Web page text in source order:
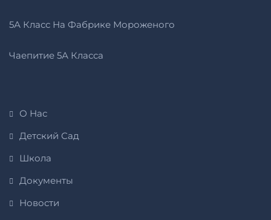
5А Класс На Фабрике Мороженого
Чаепитие 5А Класса
О Нас
Детский Сад
Школа
Документы
Новости